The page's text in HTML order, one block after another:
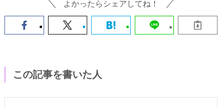
よかったらシェアしてね！
この記事を書いた人